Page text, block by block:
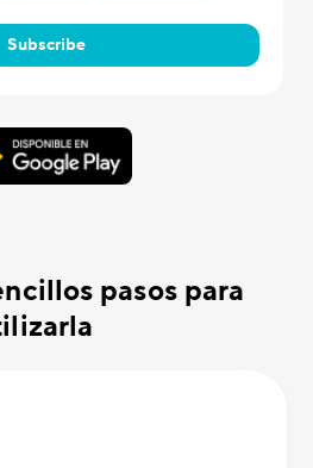
Subscribe
pasos para